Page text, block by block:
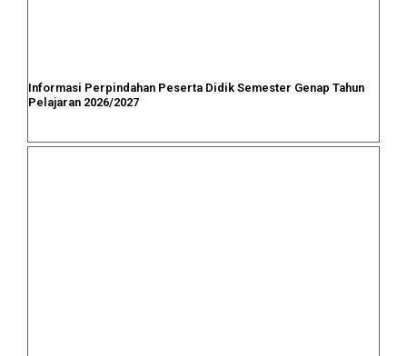
Informasi Perpindahan Peserta Didik Semester Genap Tahun
Pelajaran 2026/2027